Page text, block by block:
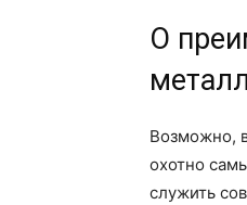
О
Возможно,
охотно
служить